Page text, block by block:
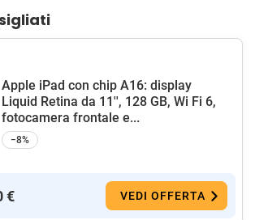
Apple iPad con chip A16: display
Liquid Retina da 11'', 128 GB, Wi Fi 6,
fotocamera frontale e...
−8%
€ VEDI OFFERTA